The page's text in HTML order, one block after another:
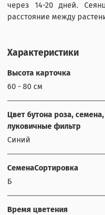
через 14-20 дней.
расстояние между
Характеристики
Высота карточка
60 - 80 см
Цвет бутона роза, семена,
луковичные фильтр
Синий
СеменаСортировка
Б
Время цветения